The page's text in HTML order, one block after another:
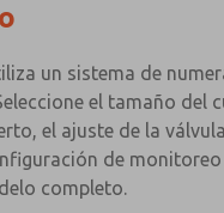
un sistema de
el tamaño del
el ajuste de la
de monitoreo
completo.